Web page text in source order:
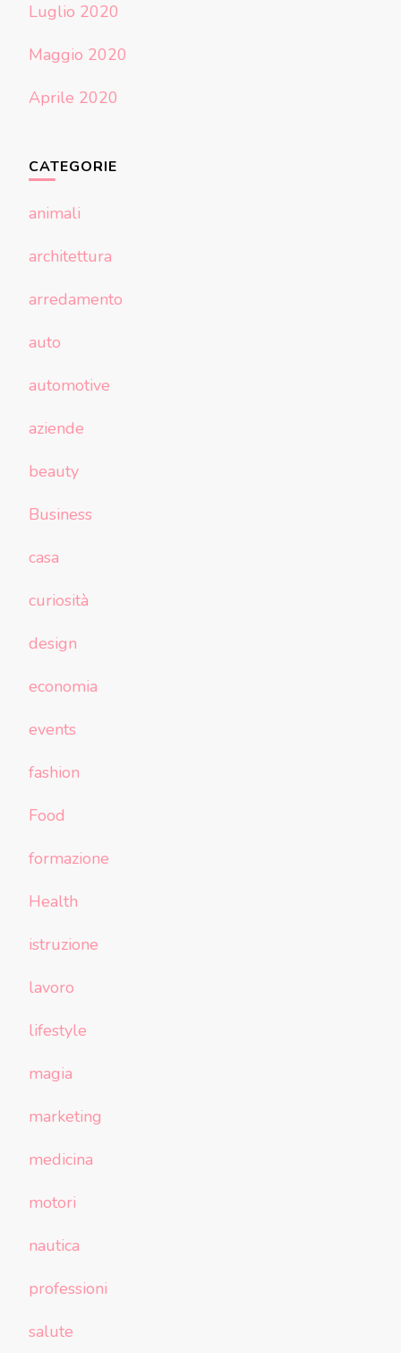
Luglio 2020
Maggio 2020
Aprile 2020
CATEGORIE
animali
architettura
arredamento
auto
automotive
aziende
beauty
Business
casa
curiosità
design
economia
events
fashion
Food
formazione
Health
istruzione
lavoro
lifestyle
magia
marketing
medicina
motori
nautica
professioni
salute